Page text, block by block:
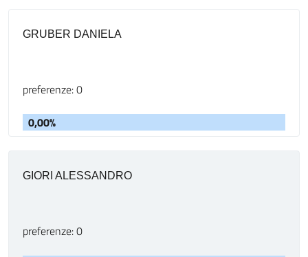
GRUBER DANIELA
preferenze: 0
0,00%
GIORI ALESSANDRO
preferenze: 0